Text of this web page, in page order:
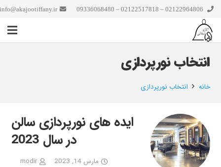
انتخاب نورپردازی
خانه انتخاب نورپردازی
ایده های نورپردازی سالن
در سال 2023
مارس 14, 2023
modir